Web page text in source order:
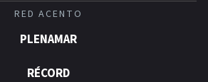
RED ACENTO
PLENAMAR
RÉCORD